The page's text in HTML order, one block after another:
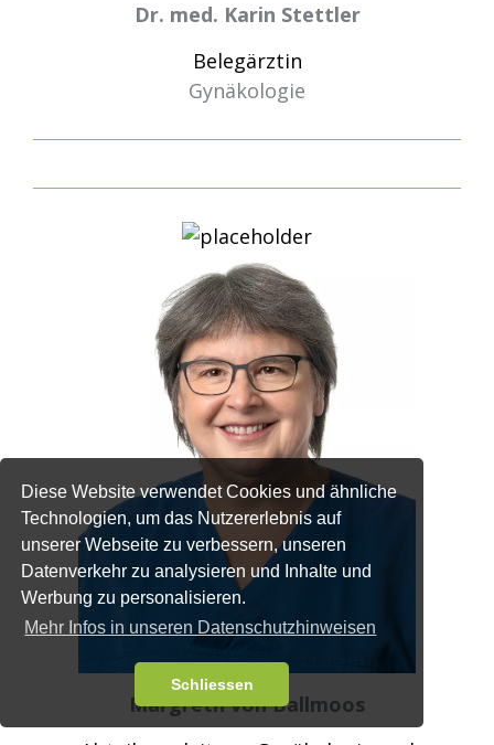
Diese Website verwendet Cookies und ähnliche
Technologien, um das Nutzererlebnis auf
unserer Webseite zu verbessern, unseren
Datenverkehr zu analysieren und Inhalte und
Werbung zu personalisieren.
Mehr Infos in unseren Datenschutzhinweisen
Schliessen
Dr. med. Karin Stettler
Belegärztin
Gynäkologie
Margreth von Ballmoos